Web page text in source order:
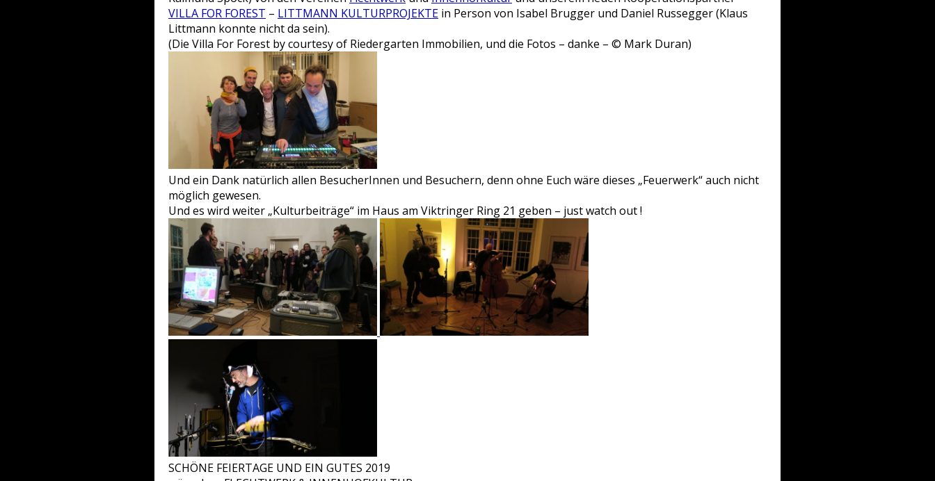
VILLA FOR FOREST – LITTMANN KULTURPROJEKTE in Person von Isabel Brugger und Daniel Russegger (Klaus
Littmann konnte nicht da sein).
(Die Villa For Forest by courtesy of Riedergarten Immobilien, und die Fotos – danke – © Mark Duran)
Und ein Dank natürlich allen BesucherInnen und Besuchern, denn ohne Euch wäre dieses „Feuerwerk“ auch nicht
möglich gewesen.
Und es wird weiter „Kulturbeiträge“ im Haus am Viktringer Ring 21 geben – just watch out !
SCHÖNE FEIERTAGE UND EIN GUTES 2019